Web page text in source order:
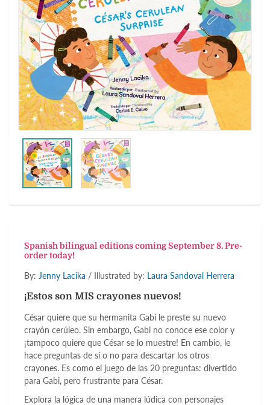
Spanish bilingual editions coming September 8. Pre-
order today!
By: Jenny Lacika / Illustrated by: Laura Sandoval Herrera
¡Estos son MIS crayones nuevos!
César quiere que su hermanita Gabi le preste su nuevo
crayón cerúleo. Sin embargo, Gabi no conoce ese color y
¡tampoco quiere que César se lo muestre! En cambio, le
hace preguntas de sí o no para descartar los otros
crayones. Es como el juego de las 20 preguntas: divertido
para Gabi, pero frustrante para César.
Explora la lógica de una manera lúdica con personajes